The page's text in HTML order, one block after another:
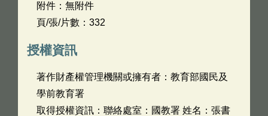
附件：無附件
頁/張/片數：332
授權資訊
著作財產權管理機關或擁有者：教育部國民及
學前教育署
取得授權資訊：聯絡處室：國教署 姓名：張書